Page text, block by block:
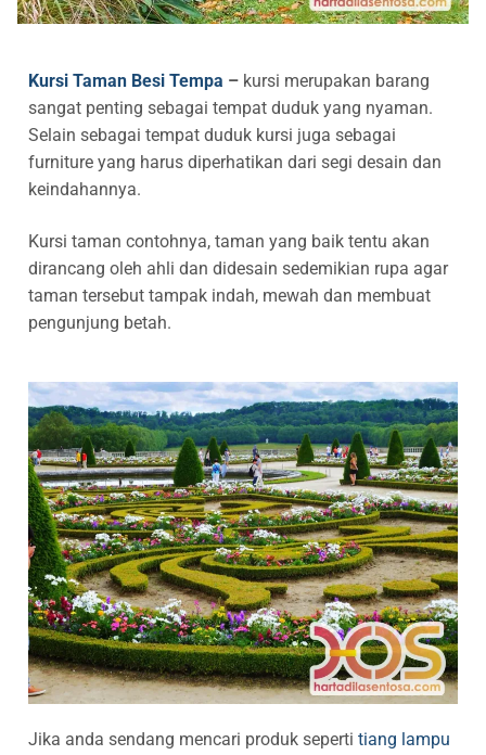
Ornamen Besi Tempa Murah Jakarta
Tiang Lampu PJU Antik
Pengecoran Logam Jakarta
Alat Fitness Outdoor Murah
Gallery Ranjang Besi Tempa Antik Mewah
Kursi Taman Besi Tempa – kursi merupakan barang
sangat penting sebagai tempat duduk yang nyaman.
Selain sebagai tempat duduk kursi juga sebagai
furniture yang harus diperhatikan dari segi desain dan
keindahannya.
Kursi taman contohnya, taman yang baik tentu akan
dirancang oleh ahli dan didesain sedemikian rupa agar
taman tersebut tampak indah, mewah dan membuat
pengunjung betah.
Jika anda sendang mencari produk seperti tiang lampu